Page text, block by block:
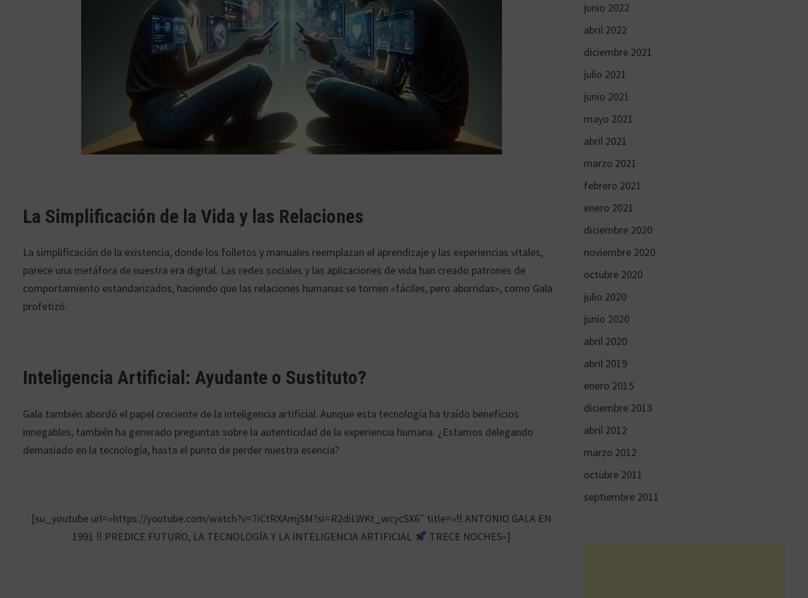
La Simplificación de la Vida y las Relaciones
La simplificación de la existencia, donde los folletos y manuales reemplazan el aprendizaje y las experiencias vitales,
parece una metáfora de nuestra era digital. Las redes sociales y las aplicaciones de vida han creado patrones de
comportamiento estandarizados, haciendo que las relaciones humanas se tornen «fáciles, pero aburridas», como Gala
profetizó.
Inteligencia Artificial: Ayudante o Sustituto?
Gala también abordó el papel creciente de la inteligencia artificial. Aunque esta tecnología ha traído beneficios
innegables, también ha generado preguntas sobre la autenticidad de la experiencia humana. ¿Estamos delegando
demasiado en la tecnología, hasta el punto de perder nuestra esencia?
[su_youtube url=»https://youtube.com/watch?v=7iCtRXAmjSM?si=R2diLWKt_wcycSX6″ title=»‼ ANTONIO GALA EN
1991 ‼ PREDICE FUTURO, LA TECNOLOGÍA Y LA INTELIGENCIA ARTIFICIAL
TRECE NOCHES»]
junio 2022
abril 2022
diciembre 2021
julio 2021
junio 2021
mayo 2021
abril 2021
marzo 2021
febrero 2021
enero 2021
diciembre 2020
noviembre 2020
octubre 2020
julio 2020
junio 2020
abril 2020
abril 2019
enero 2015
diciembre 2013
abril 2012
marzo 2012
octubre 2011
septiembre 2011